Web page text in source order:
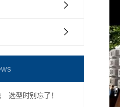
选型时别忘了！